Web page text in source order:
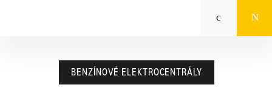
STROJE PRE POĽNOHOSPODÁRSTVO
BENZÍNOVÉ ELEKTROCENTRÁLY